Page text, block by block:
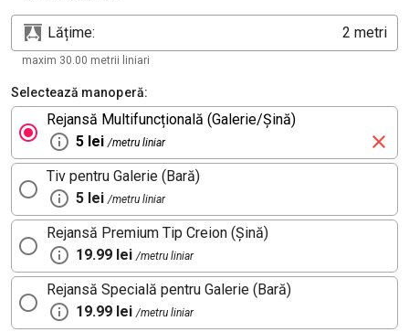
Lățime: metri
maxim 30.00 metrii liniari
Selectează manoperă:
Rejansă Multifuncțională (Galerie/Șină)
5 lei /metru liniar
Tiv pentru Galerie (Bară)
5 lei /metru liniar
Rejansă Premium Tip Creion (Șină)
19.99 lei /metru liniar
Rejansă Specială pentru Galerie (Bară)
19.99 lei /metru liniar